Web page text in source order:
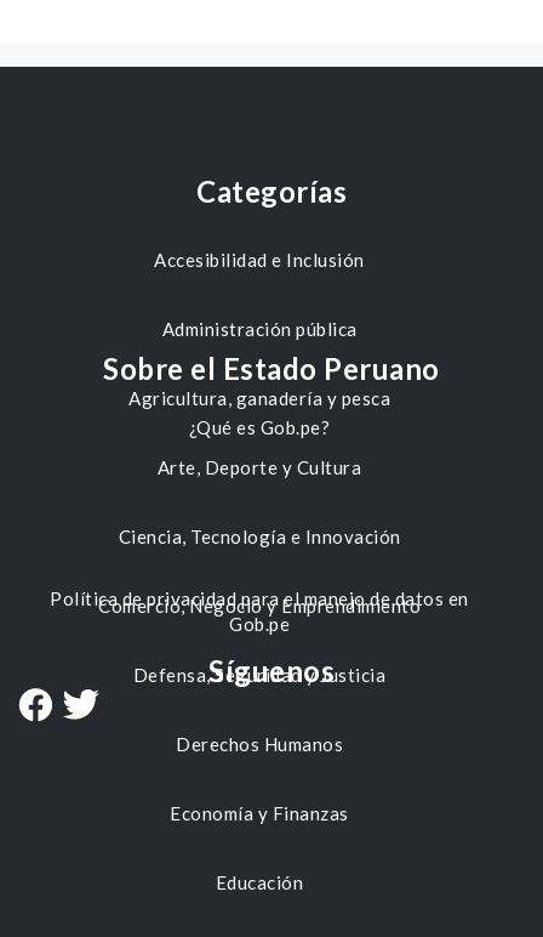
Categorías
Accesibilidad e Inclusión
Administración pública
Agricultura, ganadería y pesca
Arte, Deporte y Cultura
Ciencia, Tecnología e Innovación
Comercio, Negocio y Emprendimiento
Defensa, Seguridad y Justicia
Derechos Humanos
Economía y Finanzas
Educación
Sobre el Estado Peruano
¿Qué es Gob.pe?
Política de privacidad para el manejo de datos en
Gob.pe
Síguenos